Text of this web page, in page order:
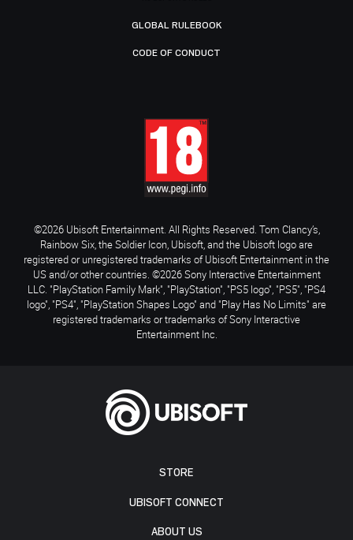
STORE
UBISOFT CONNECT
ABOUT US
GLOBAL RULEBOOK
CODE OF CONDUCT
©2026 Ubisoft Entertainment. All Rights Reserved. Tom Clancy’s,
Rainbow Six, the Soldier Icon, Ubisoft, and the Ubisoft logo are
registered or unregistered trademarks of Ubisoft Entertainment in the
US and/or other countries. ©2026 Sony Interactive Entertainment
LLC. "PlayStation Family Mark", "PlayStation", "PS5 logo", "PS5", "PS4
logo", "PS4", "PlayStation Shapes Logo" and "Play Has No Limits" are
registered trademarks or trademarks of Sony Interactive
Entertainment Inc.